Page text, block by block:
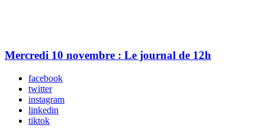
Mercredi 10 novembre : Le journal de 12h
facebook
twitter
instagram
linkedin
tiktok